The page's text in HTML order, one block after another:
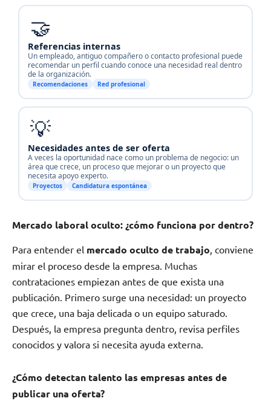
🤝
Referencias internas
Un empleado, antiguo compañero o contacto profesional puede
recomendar un perfil cuando conoce una necesidad real dentro
de la organización.
Recomendaciones Red profesional
💡
Necesidades antes de ser oferta
A veces la oportunidad nace como un problema de negocio: un
área que crece, un proceso que mejorar o un proyecto que
necesita apoyo experto.
Proyectos Candidatura espontánea
Mercado laboral oculto: ¿cómo funciona por dentro?
Para entender el mercado oculto de trabajo, conviene
mirar el proceso desde la empresa. Muchas
contrataciones empiezan antes de que exista una
publicación. Primero surge una necesidad: un proyecto
que crece, una baja delicada o un equipo saturado.
Después, la empresa pregunta dentro, revisa perfiles
conocidos y valora si necesita ayuda externa.
¿Cómo detectan talento las empresas antes de
publicar una oferta?